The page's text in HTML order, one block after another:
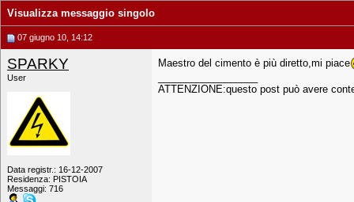
Visualizza messaggio singolo
07 giugno 10, 14:12
SPARKY
User
Data registr.: 16-12-2007
Residenza: PISTOIA
Messaggi: 716
Maestro del cimento è più diretto,mi piace
ATTENZIONE:questo post può avere